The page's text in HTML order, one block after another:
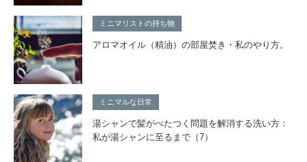
ミニマリストの持ち物
アロマオイル（精油）の部屋焚き・私のやり方。
ミニマルな日常
湯シャンで髪がべたつく問題を解消する洗い方：
私が湯シャンに至るまで（7）